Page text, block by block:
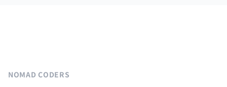
NOMAD CODERS